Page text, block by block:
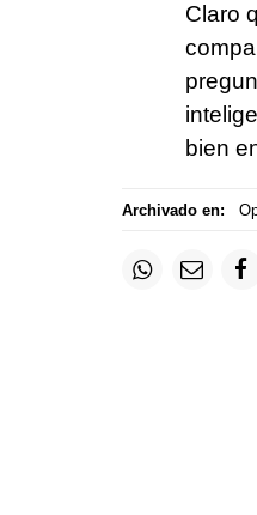
Claro
bien
Archivado en: